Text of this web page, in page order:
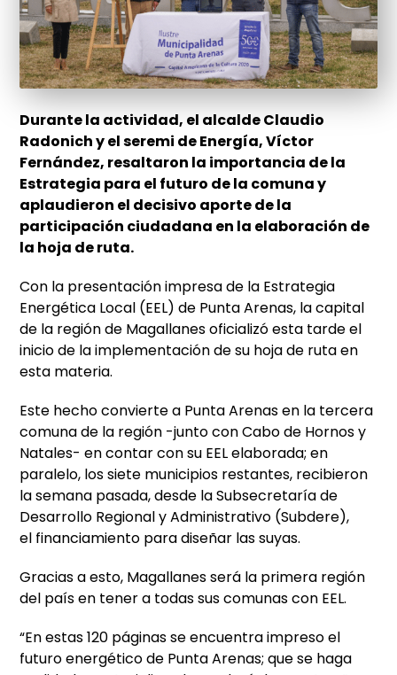
Durante la actividad, el alcalde Claudio
Radonich y el seremi de Energía, Víctor
Fernández, resaltaron la importancia de la
Estrategia para el futuro de la comuna y
aplaudieron el decisivo aporte de la
participación ciudadana en la elaboración de
la hoja de ruta.
Con la presentación impresa de la Estrategia
Energética Local (EEL) de Punta Arenas, la capital
de la región de Magallanes oficializó esta tarde el
inicio de la implementación de su hoja de ruta en
esta materia.
Este hecho convierte a Punta Arenas en la tercera
comuna de la región -junto con Cabo de Hornos y
Natales- en contar con su EEL elaborada; en
paralelo, los siete municipios restantes, recibieron
la semana pasada, desde la Subsecretaría de
Desarrollo Regional y Administrativo (Subdere),
el financiamiento para diseñar las suyas.
Gracias a esto, Magallanes será la primera región
del país en tener a todas sus comunas con EEL.
“En estas 120 páginas se encuentra impreso el
futuro energético de Punta Arenas; que se haga